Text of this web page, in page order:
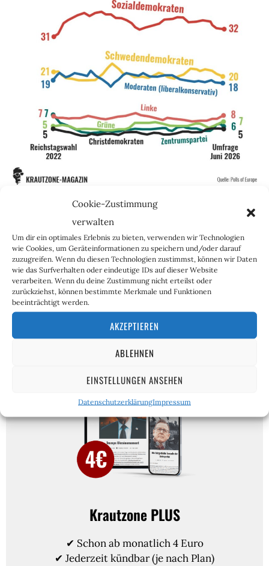
Cookie-Zustimmung
verwalten
Um dir ein optimales Erlebnis zu bieten, verwenden wir Technologien
wie Cookies, um Geräteinformationen zu speichern und/oder darauf
zuzugreifen. Wenn du diesen Technologien zustimmst, können wir Daten
wie das Surfverhalten oder eindeutige IDs auf dieser Website
verarbeiten. Wenn du deine Zustimmung nicht erteilst oder
zurückziehst, können bestimmte Merkmale und Funktionen
beeinträchtigt werden.
AKZEPTIEREN
ABLEHNEN
EINSTELLUNGEN ANSEHEN
DatenschutzerklärungImpressum
Dieser Artikel geht
weiter.
Für PLUS-Abonnenten.
Krautzone PLUS
✔ Schon ab monatlich 4 Euro
✔ Jederzeit kündbar (je nach Plan)